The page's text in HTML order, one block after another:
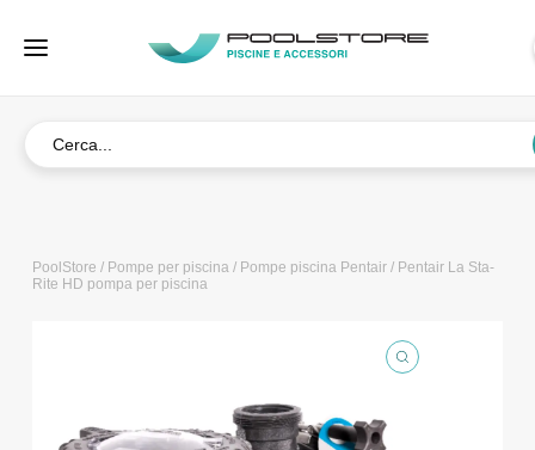
PoolStore / Pompe per piscina/ Pompe piscina Pentair/ Pentair La Sta-
Rite HD pompa per piscina